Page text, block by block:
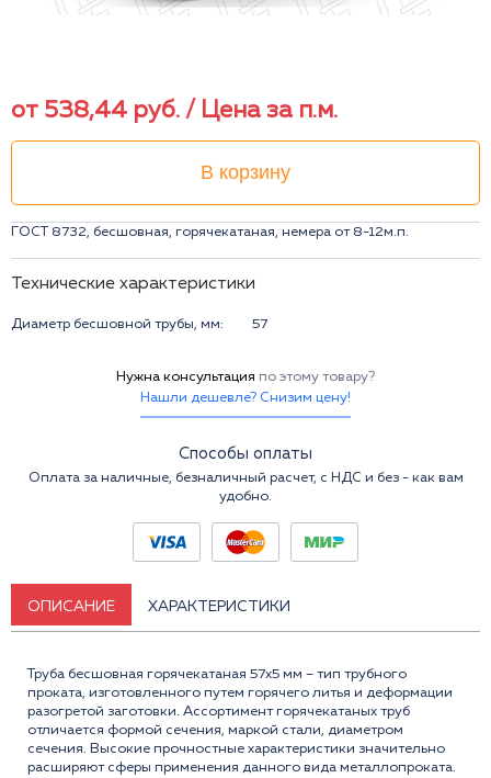
от 538,44 руб. / Цена за п.м.
В корзину
ГОСТ 8732, бесшовная, горячекатаная, немера от 8-12м.п.
Технические характеристики
Диаметр бесшовной трубы, мм: 57
Нужна консультация по этому товару?
Нашли дешевле? Снизим цену!
Способы оплаты
Оплата за наличные, безналичный расчет, с НДС и без - как вам
удобно.
ОПИСАНИЕ ХАРАКТЕРИСТИКИ
Труба бесшовная горячекатаная 57x5 мм – тип трубного
проката, изготовленного путем горячего литья и деформации
разогретой заготовки. Ассортимент горячекатаных труб
отличается формой сечения, маркой стали, диаметром
сечения. Высокие прочностные характеристики значительно
расширяют сферы применения данного вида металлопроката.